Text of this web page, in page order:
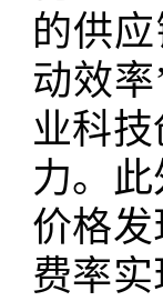
的供
动效
业科
力。
价格
费率